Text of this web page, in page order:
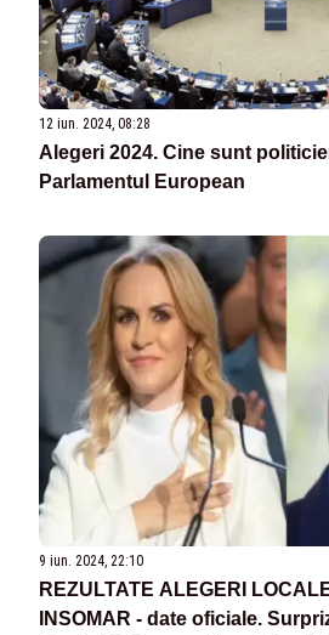
12 iun. 2024, 08:28
Alegeri 2024. Cine sunt
Parlamentul European
9 iun. 2024, 22:10
REZULTATE ALEGERI
INSOMAR - date oficiale.